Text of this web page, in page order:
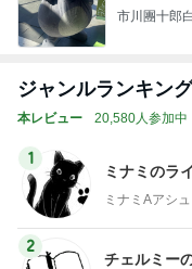
市川團十郎
ジャンルランキング
本レビュー 20,580人参加中
1
ミナミのラ
ミナミAアシ
2
チェルミー